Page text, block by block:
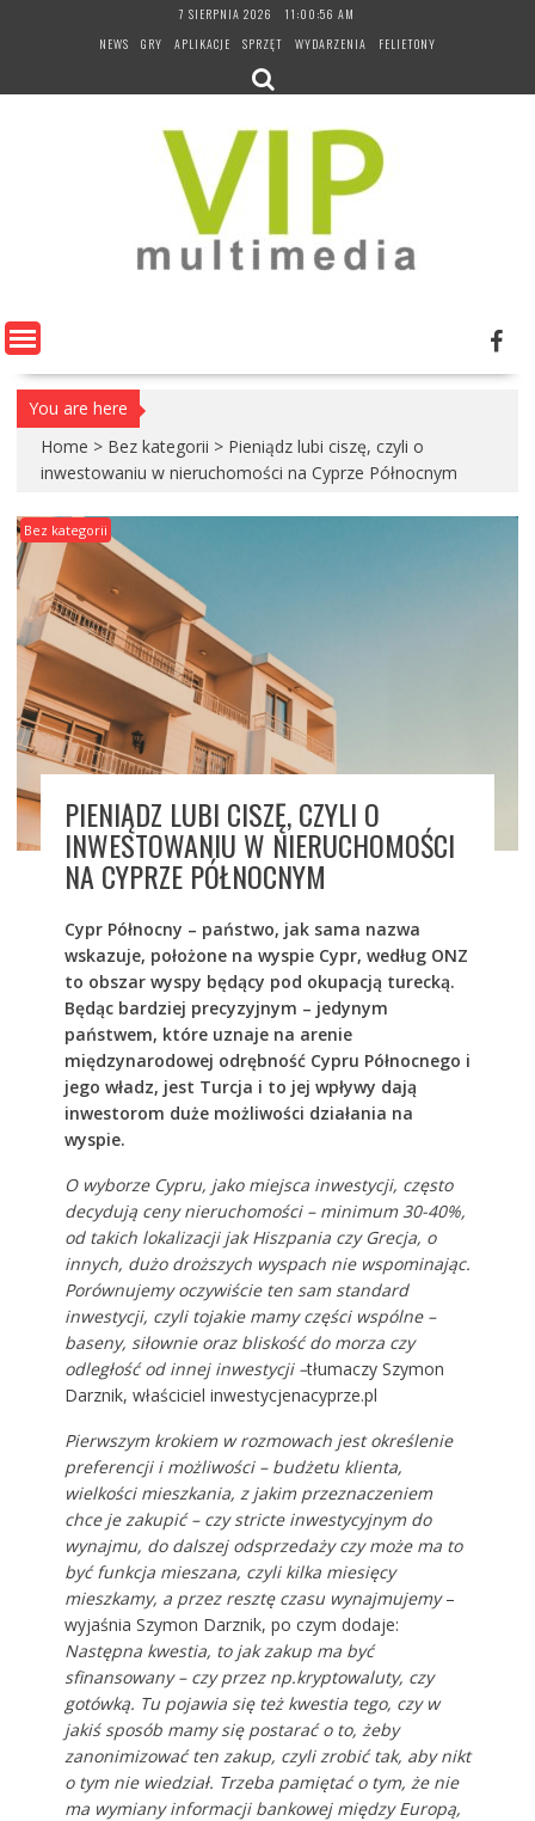
7 SIERPNIA 2026
11:00:57 AM
NEWS
GRY APLIKACJE SPRZĘT WYDARZENIA FELIETONY
You are here
Home > Bez kategorii > Pieniądz lubi ciszę, czyli o
inwestowaniu w nieruchomości na Cyprze Północnym
Bez kategorii
PIENIĄDZ LUBI CISZĘ, CZYLI O
INWESTOWANIU W NIERUCHOMOŚCI
NA CYPRZE PÓŁNOCNYM
Cypr Północny – państwo, jak sama nazwa
wskazuje, położone na wyspie Cypr, według ONZ
to obszar wyspy będący pod okupacją turecką.
Będąc bardziej precyzyjnym – jedynym
państwem, które uznaje na arenie
międzynarodowej odrębność Cypru Północnego i
jego władz, jest Turcja i to jej wpływy dają
inwestorom duże możliwości działania na
wyspie.
O wyborze Cypru, jako miejsca inwestycji, często
decydują ceny nieruchomości – minimum 30-40%,
od takich lokalizacji jak Hiszpania czy Grecja, o
innych, dużo droższych wyspach nie wspominając.
Porównujemy oczywiście ten sam standard
inwestycji, czyli tojakie mamy części wspólne –
baseny, siłownie oraz bliskość do morza czy
odległość od innej inwestycji –tłumaczy Szymon
Darznik, właściciel inwestycjenacyprze.pl
Pierwszym krokiem w rozmowach jest określenie
preferencji i możliwości – budżetu klienta,
wielkości mieszkania, z jakim przeznaczeniem
chce je zakupić – czy stricte inwestycyjnym do
wynajmu, do dalszej odsprzedaży czy może ma to
być funkcja mieszana, czyli kilka miesięcy
mieszkamy, a przez resztę czasu wynajmujemy–
wyjaśnia Szymon Darznik, po czym dodaje:
Następna kwestia, to jak zakup ma być
sfinansowany – czy przez np.kryptowaluty, czy
gotówką. Tu pojawia się też kwestia tego, czy w
jakiś sposób mamy się postarać o to, żeby
zanonimizować ten zakup, czyli zrobić tak, aby nikt
o tym nie wiedział. Trzeba pamiętać o tym, że nie
ma wymiany informacji bankowej między Europą,